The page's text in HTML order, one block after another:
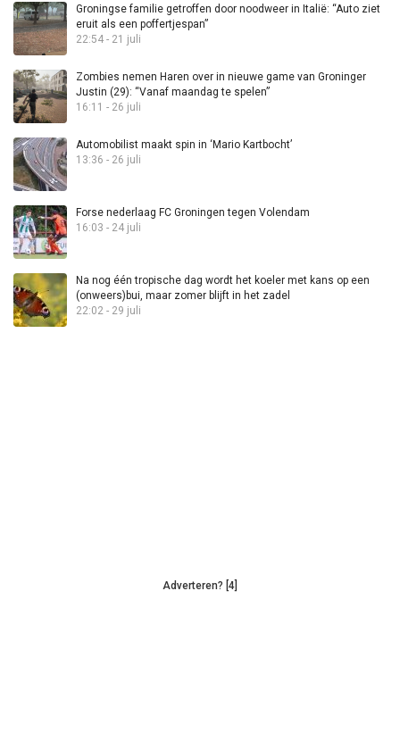
Groningse familie getroffen door noodweer in Italië: “Auto ziet
eruit als een poffertjespan”
22:54 - 21 juli
Zombies nemen Haren over in nieuwe game van Groninger
Justin (29): “Vanaf maandag te spelen”
16:11 - 26 juli
Automobilist maakt spin in ‘Mario Kartbocht’
13:36 - 26 juli
Forse nederlaag FC Groningen tegen Volendam
16:03 - 24 juli
Na nog één tropische dag wordt het koeler met kans op een
(onweers)bui, maar zomer blijft in het zadel
22:02 - 29 juli
Adverteren? [4]